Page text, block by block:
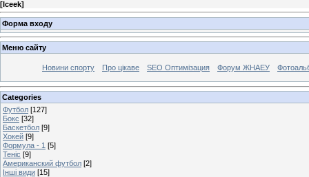
[Iceek]
Форма входу
Меню сайту
Новини спорту Про цікаве SEO Оптимізация Форум ЖНАЕУ
Categories
Футбол [127]
Бокс [32]
Баскетбол [9]
Хокей [9]
Формула - 1 [5]
Теніс [9]
Американский футбол [2]
Інші види [15]